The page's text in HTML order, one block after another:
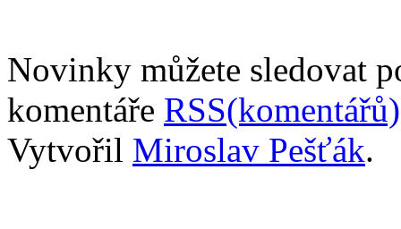
Novinky můžete sledovat
komentáře RSS(komentářů)
Vytvořil Miroslav Pešťák.